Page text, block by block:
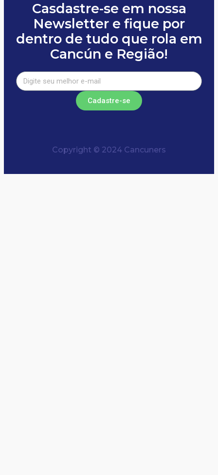
Casdastre-se em nossa
Newsletter e fique por
dentro de tudo que rola em
Cancún e Região!
Cadastre-se
Copyright © 2024 Cancuners